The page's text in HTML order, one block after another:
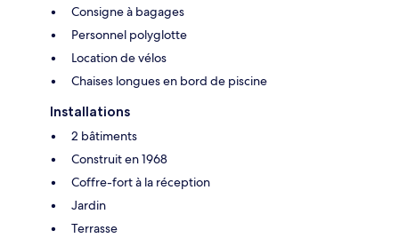
Consigne à bagages
Personnel polyglotte
Location de vélos
Chaises longues en bord de piscine
Installations
2 bâtiments
Construit en 1968
Coffre-fort à la réception
Jardin
Terrasse